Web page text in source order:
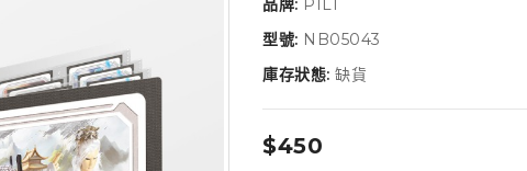
品牌: PILI
型號: NB05043
庫存狀態: 缺貨
$450